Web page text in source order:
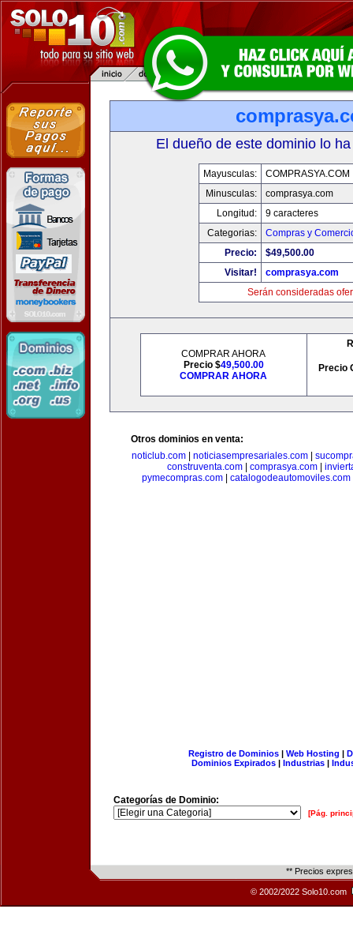
El dueño de este dominio lo
Mayusculas:
COMPRASYA.COM
Minusculas:
comprasya.com
Longitud:
9 caracteres
Categorias:
Compras y
Precio:
$49,500.00
Visitar!
comprasya.com
Serán consideradas
COMPRAR AHORA
Precio $49,500.00
COMPRAR AHORA
Precio
Otros dominios en venta:
noticlub.com| noticiasempresariales.com|
construventa.com| comprasya.com|
pymecompras.com| catalogodeautomoviles.com
Registro de Dominios| Web Hosting |
Dominios Expirados | Industrias |
Categorías de Dominio:
[Pág.
** Precios
© 2002/2022 Solo10.com